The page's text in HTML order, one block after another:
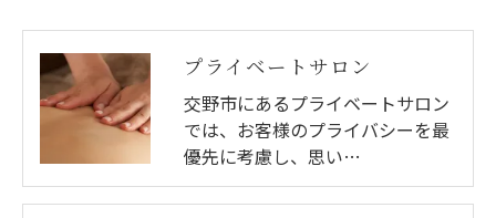
プライベートサロン
交野市にあるプライベートサロン
では、お客様のプライバシーを最
優先に考慮し、思い…